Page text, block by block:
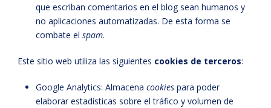
que escriban comentarios en el blog sean humanos y
no aplicaciones automatizadas. De esta forma se
combate el spam.
Este sitio web utiliza las siguientes cookies de terceros:
Google Analytics: Almacena cookies para poder
elaborar estadísticas sobre el tráfico y volumen de